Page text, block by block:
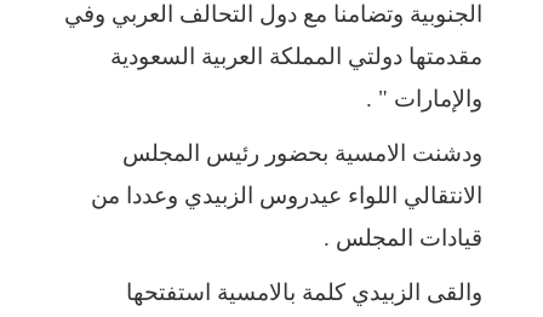
الجنوبية وتضامنا مع دول التحالف العربي وفي
مقدمتها دولتي المملكة العربية السعودية
والإمارات " .
ودشنت الامسية بحضور رئيس المجلس
الانتقالي اللواء عيدروس الزبيدي وعددا من
قيادات المجلس .
والقى الزبيدي كلمة بالامسية استفتحها